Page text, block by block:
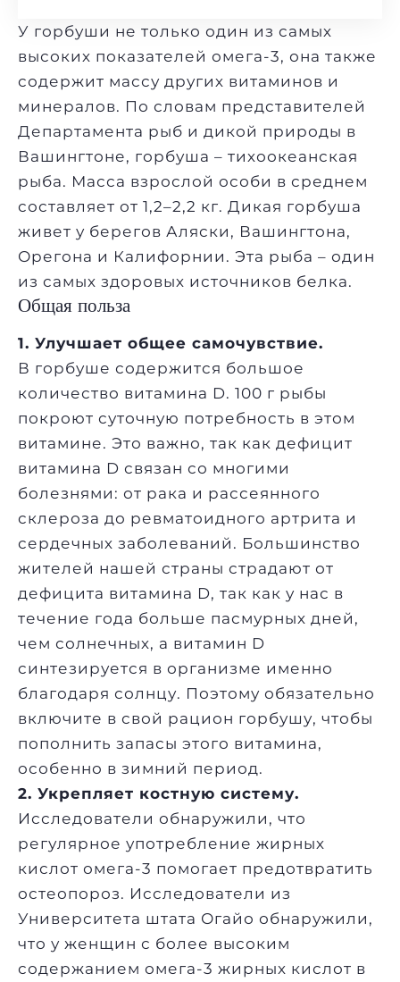
У горбуши не только один из самых
высоких показателей омега-3, она также
содержит массу других витаминов и
минералов. По словам представителей
Департамента рыб и дикой природы в
Вашингтоне, горбуша – тихоокеанская
рыба. Масса взрослой особи в среднем
составляет от 1,2–2,2 кг. Дикая горбуша
живет у берегов Аляски, Вашингтона,
Орегона и Калифорнии. Эта рыба – один
из самых здоровых источников белка.
Общая польза
1. Улучшает общее самочувствие.
В горбуше содержится большое
количество витамина D. 100 г рыбы
покроют суточную потребность в этом
витамине. Это важно, так как дефицит
витамина D связан со многими
болезнями: от рака и рассеянного
склероза до ревматоидного артрита и
сердечных заболеваний. Большинство
жителей нашей страны страдают от
дефицита витамина D, так как у нас в
течение года больше пасмурных дней,
чем солнечных, а витамин D
синтезируется в организме именно
благодаря солнцу. Поэтому обязательно
включите в свой рацион горбушу, чтобы
пополнить запасы этого витамина,
особенно в зимний период.
2. Укрепляет костную систему.
Исследователи обнаружили, что
регулярное употребление жирных
кислот омега-3 помогает предотвратить
остеопороз. Исследователи из
Университета штата Огайо обнаружили,
что у женщин с более высоким
содержанием омега-3 жирных кислот в